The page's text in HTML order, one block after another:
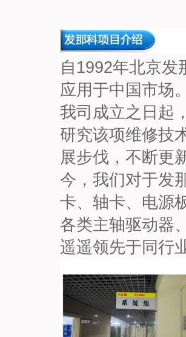
自1992年北京发
应用于中国市场
我司成立之日起
研究该项维修技
展步伐，不断更
今，我们对于发
卡、轴卡、电源
各类主轴驱动器
遥遥领先于同行